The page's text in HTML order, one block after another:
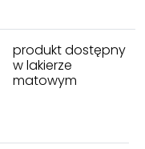
produkt dostępny
w lakierze
matowym